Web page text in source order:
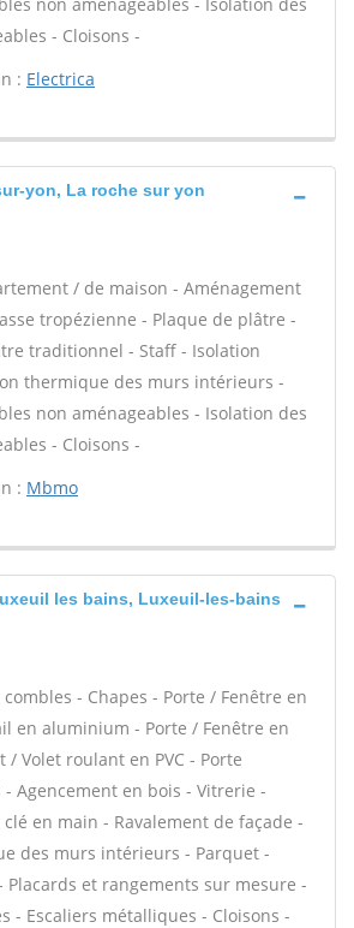
- Cloisons -
: Electrica
yon, La roche sur yon
/ de maison - Aménagement
tropézienne - Plaque de plâtre -
traditionnel - Staff - Isolation
thermique des murs intérieurs -
non aménageables - Isolation des
- Cloisons -
: Mbmo
les bains, Luxeuil-les-bains
- Chapes - Porte / Fenêtre en
en aluminium - Porte / Fenêtre en
/ Volet roulant en PVC - Porte
Agencement en bois - Vitrerie -
en main - Ravalement de façade -
des murs intérieurs - Parquet -
Placards et rangements sur mesure -
- Escaliers métalliques - Cloisons -